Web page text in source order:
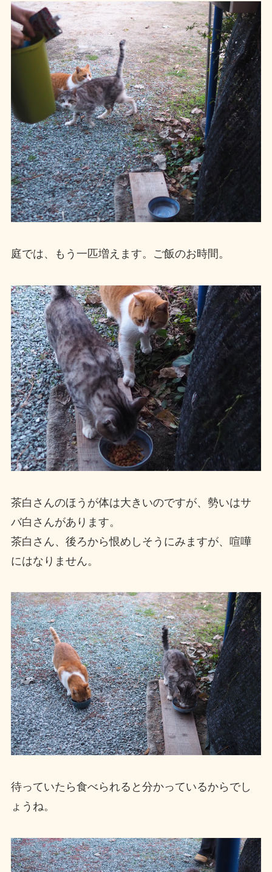
庭では、もう一匹増えます。ご飯のお時間。
茶白さんのほうが体は大きいのですが、勢いはサ
バ白さんがあります。
茶白さん、後ろから恨めしそうにみますが、喧嘩
にはなりません。
待っていたら食べられると分かっているからでし
ょうね。